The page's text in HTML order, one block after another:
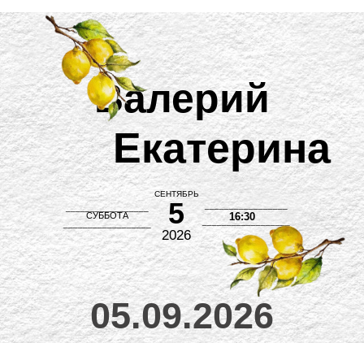
_________________
__________________
_________________
__________________
Валерий
Екатерина
2026
СЕНТЯБРЬ
5 16:30
СУББОТА
05.09.2026